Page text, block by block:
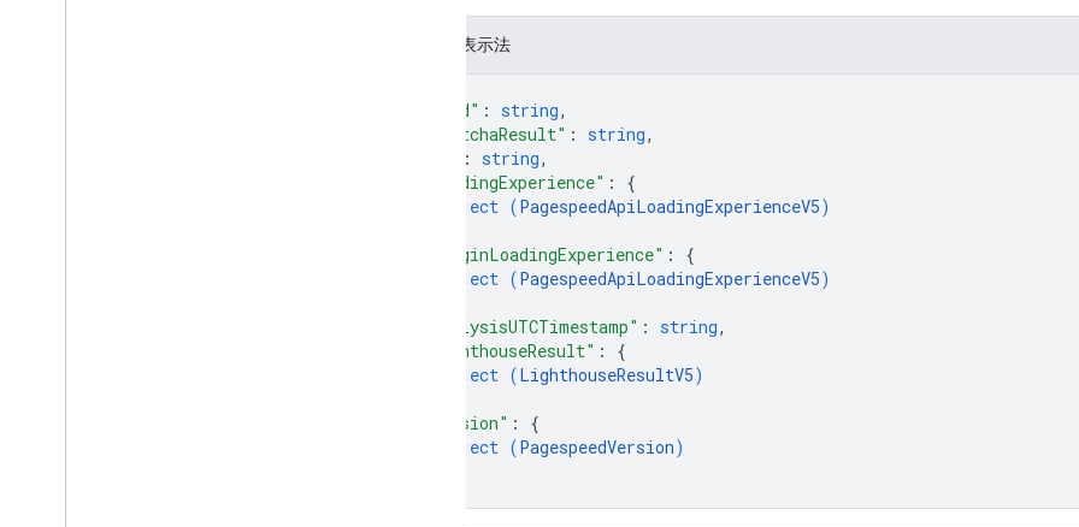
JSON 表示法
"kind" : string,
"captchaResult" : string,
: string,
"loadingExperience" : {
object (PagespeedApiLoadingExperienceV5)
"originLoadingExperience" : {
object (PagespeedApiLoadingExperienceV5)
"analysisUTCTimestamp" : string,
"lighthouseResult" : {
object (LighthouseResultV5)
"version" : {
object (PagespeedVersion)